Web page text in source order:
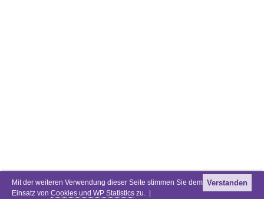
Mit der weiteren Verwendung dieser Seite stimmen Sie dem
Einsatz von Cookies und WP Statistics zu. |
Verstanden